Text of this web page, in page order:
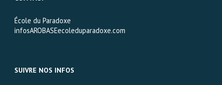
École du Paradoxe
infosAROBASEecoleduparadoxe.com
SUIVRE NOS INFOS